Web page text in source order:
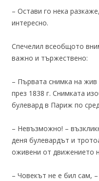
– Остави го нека
интересно.
Спечелил всеобщото
важно и тържествено:
– Първата снимка на жив
през 1838 г. Снимката
булевард в Париж по
– Невъзможно! –
деня булевардът и
оживени от движението
– Човекът не е бил сам,